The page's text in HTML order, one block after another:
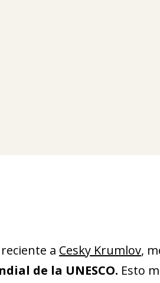
a Cesky Krumlov,
de la UNESCO. Esto